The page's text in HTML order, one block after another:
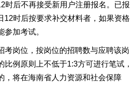
时后不再接受新用户注册报名。已报
12时后按要求补交材料者，如果资格
参加考试。
考岗位，按岗位的招聘数与应聘该岗
比例原则上不低于1:3方可进行笔试，
，将在海南省人力资源和社会保障